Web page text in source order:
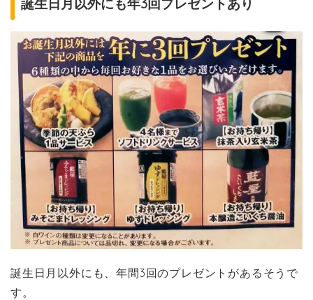
誕生日月以外にも、年間3回のプレゼントがあるそうで
す。